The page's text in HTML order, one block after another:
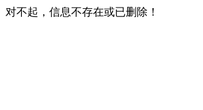
对不起，信息不存在或已删除！